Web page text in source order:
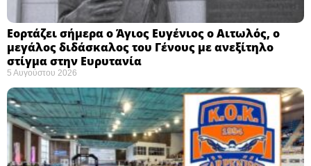
Εορτάζει σήμερα ο Άγιος Ευγένιος ο Αιτωλός, ο
μεγάλος διδάσκαλος του Γένους με ανεξίτηλο
στίγμα στην Ευρυτανία
5 Αυγούστου 2026